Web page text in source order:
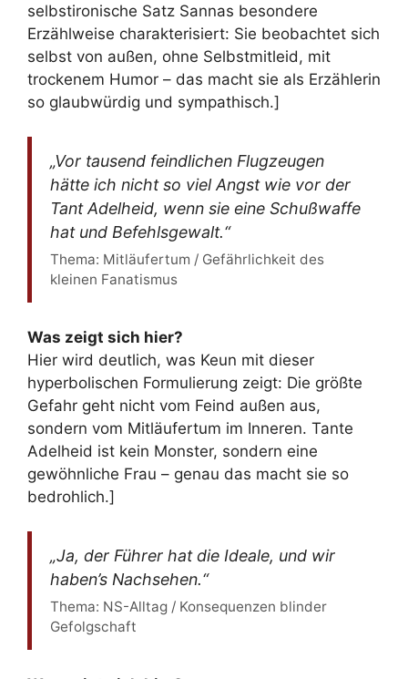
selbstironische Satz Sannas besondere
Erzählweise charakterisiert: Sie beobachtet sich
selbst von außen, ohne Selbstmitleid, mit
trockenem Humor – das macht sie als Erzählerin
so glaubwürdig und sympathisch.]
„Vor tausend feindlichen Flugzeugen
hätte ich nicht so viel Angst wie vor der
Tant Adelheid, wenn sie eine Schußwaffe
hat und Befehlsgewalt.“
Thema: Mitläufertum / Gefährlichkeit des
kleinen Fanatismus
Was zeigt sich hier?
Hier wird deutlich, was Keun mit dieser
hyperbolischen Formulierung zeigt: Die größte
Gefahr geht nicht vom Feind außen aus,
sondern vom Mitläufertum im Inneren. Tante
Adelheid ist kein Monster, sondern eine
gewöhnliche Frau – genau das macht sie so
bedrohlich.]
„Ja, der Führer hat die Ideale, und wir
haben’s Nachsehen.“
Thema: NS-Alltag / Konsequenzen blinder
Gefolgschaft